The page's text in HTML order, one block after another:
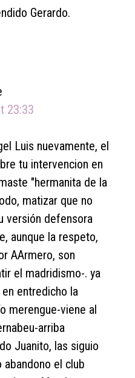
Gerardo.
23:33
Luis nuevamente, el
tu intervencion en
"hermanita de la
matizar que no
versión defensora
aunque la respeto,
AArmero, son
el madridismo-. ya
entredicho la
merengue-viene al
arriba
Juanito, las siguio
el club